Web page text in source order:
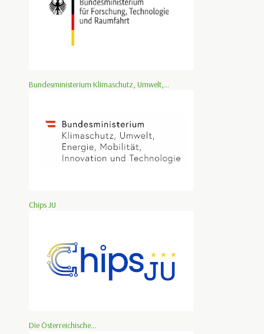
Bundesministerium Klimaschutz, Umwelt,...
Chips JU
Die Österreichische...